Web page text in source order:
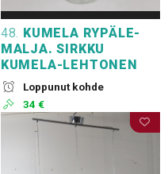
48. KUMELA RYPÄLE-
MALJA. SIRKKU
KUMELA-LEHTONEN
Loppunut kohde
34 €